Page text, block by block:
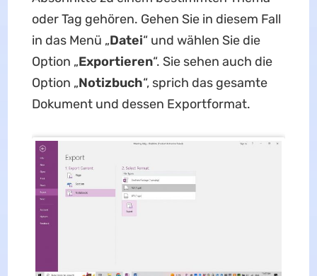
oder Tag gehören. Gehen Sie in diesem Fall
in das Menü „Datei“ und wählen Sie die
Option „Exportieren“. Sie sehen auch die
Option „Notizbuch“, sprich das gesamte
Dokument und dessen Exportformat.